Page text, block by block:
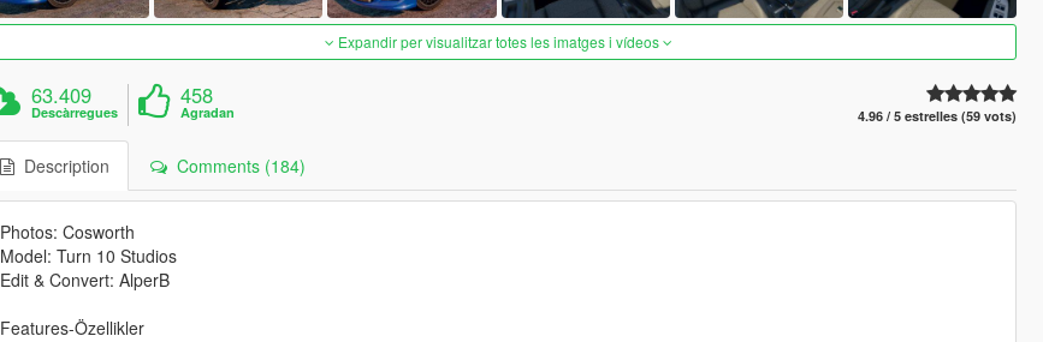
Expandir per visualitzar totes les imatges i vídeos
63.409
Descàrregues
458
Agradan 4.96 / 5 estrelles (59 vots)
Description Comments (184)
Photos: Cosworth
Model: Turn 10 Studios
Edit & Convert: AlperB
Features-Özellikler